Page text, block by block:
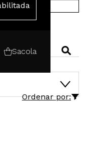
Sacola
Ordenar por: